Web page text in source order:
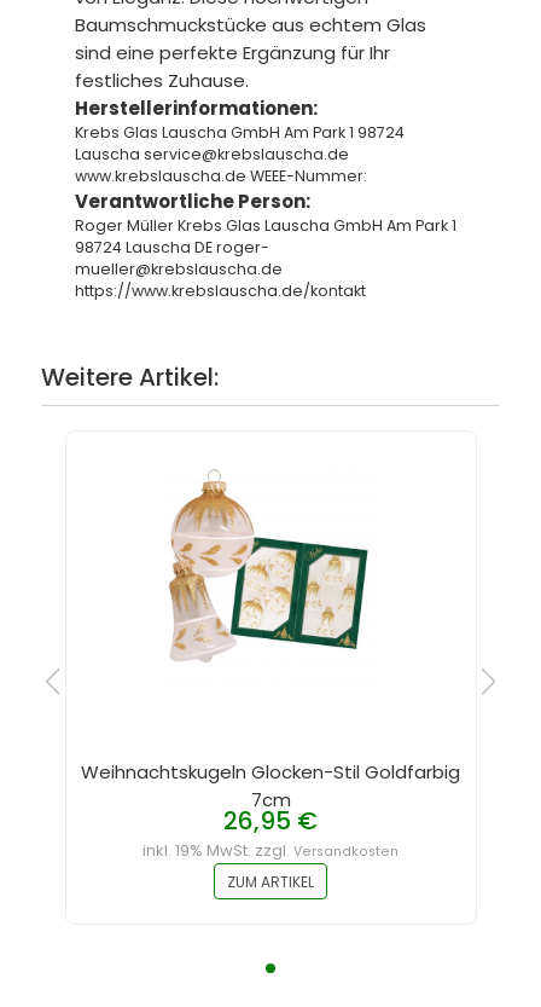
Baumschmuckstücke aus echtem Glas
sind eine perfekte Ergänzung für Ihr
festliches Zuhause.
Herstellerinformationen:
Krebs Glas Lauscha GmbH Am Park 1 98724
Lauscha service@krebslauscha.de
www.krebslauscha.de WEEE-Nummer:
Verantwortliche Person:
Roger Müller Krebs Glas Lauscha GmbH Am Park 1
98724 Lauscha DE roger-
mueller@krebslauscha.de
https://www.krebslauscha.de/kontakt
Weitere Artikel:
Weihnachtskugeln Glocken-Stil Goldfarbig
7cm
26,95 €
inkl. 19% MwSt. zzgl.Versandkosten
ZUM ARTIKEL